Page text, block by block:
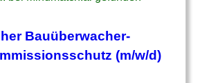
Bauüberwacher-
(m/w/d)